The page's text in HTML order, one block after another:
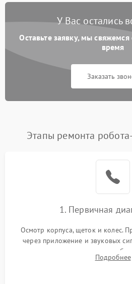
У Вас остались
Оставьте заявку, мы
время
Заказать
Этапы ремонта
1. Первичная
Осмотр корпуса, щеток и колес.
через приложение и звуковых
аккумулятора и тестирование
Оценка работы лидара, бампера
Подробнее